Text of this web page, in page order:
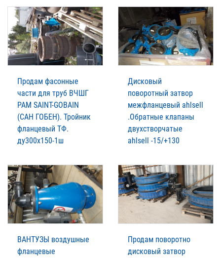
Продам фасонные
части для труб ВЧШГ
РАМ SAINT-GOBAIN
(САН ГОБЕН). Тройник
фланцевый ТФ.
ду300х150-1ш
Дисковый
поворотный затвор
межфланцевый ahlsell
.Обратные клапаны
двухстворчатые
ahlsell -15/+130
ВАНТУЗЫ воздушные
фланцевые
Продам поворотно
дисковый затвор